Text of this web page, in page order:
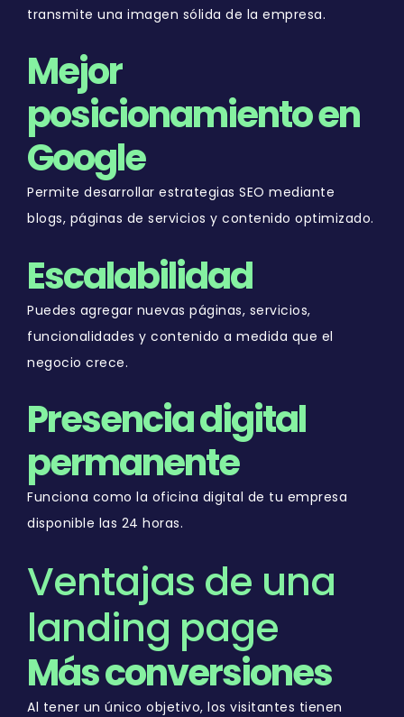
transmite una imagen sólida de la empresa.
Mejor
posicionamiento en
Google
Permite desarrollar estrategias SEO mediante
blogs, páginas de servicios y contenido optimizado.
Escalabilidad
Puedes agregar nuevas páginas, servicios,
funcionalidades y contenido a medida que el
negocio crece.
Presencia digital
permanente
Funciona como la oficina digital de tu empresa
disponible las 24 horas.
Ventajas de una
landing page
Más conversiones
Al tener un único objetivo, los visitantes tienen